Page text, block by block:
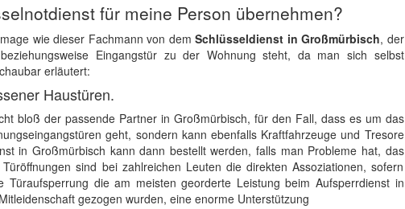
für meine Person übernehmen?
wie dieser Fachmann von demSchlüsseldienst in Großmürbisch, der
Eingangstür zu der Wohnung steht, da man sich selbst
erläutert:
Haustüren.
bloß der passende Partner in Großmürbisch, für den Fall, dass es um das
geht, sondern kann ebenfalls Kraftfahrzeuge und Tresore
in Großmürbisch kann dann bestellt werden, falls man Probleme hat, das
sind bei zahlreichen Leuten die direkten Assoziationen, sofern
die am meisten georderte Leistung beim Aufsperrdienst in
gezogen wurden, eine enorme Unterstützung